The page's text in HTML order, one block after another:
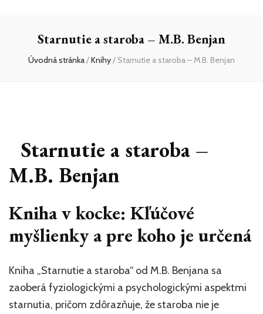
Starnutie a staroba – M.B. Benjan
Úvodná stránka/Knihy/ Starnutie a staroba – M.B. Benjan
Starnutie a staroba –
M.B. Benjan
Kniha v kocke: Kľúčové
myšlienky a pre koho je určená
Kniha „Starnutie a staroba“ od M.B. Benjana sa
zaoberá fyziologickými a psychologickými aspektmi
starnutia, pričom zdôrazňuje, že staroba nie je